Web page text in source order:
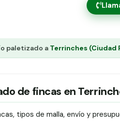
paletizado a Terrinches (Ciudad
de fincas en
tipos de malla, envío y